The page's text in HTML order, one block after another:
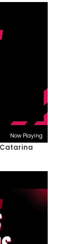
Now Playing